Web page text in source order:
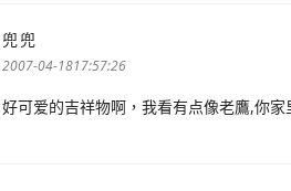
兜兜
示:
2007-04-1817:57:26
好可爱的吉祥物啊，我看有点像老鷹,你